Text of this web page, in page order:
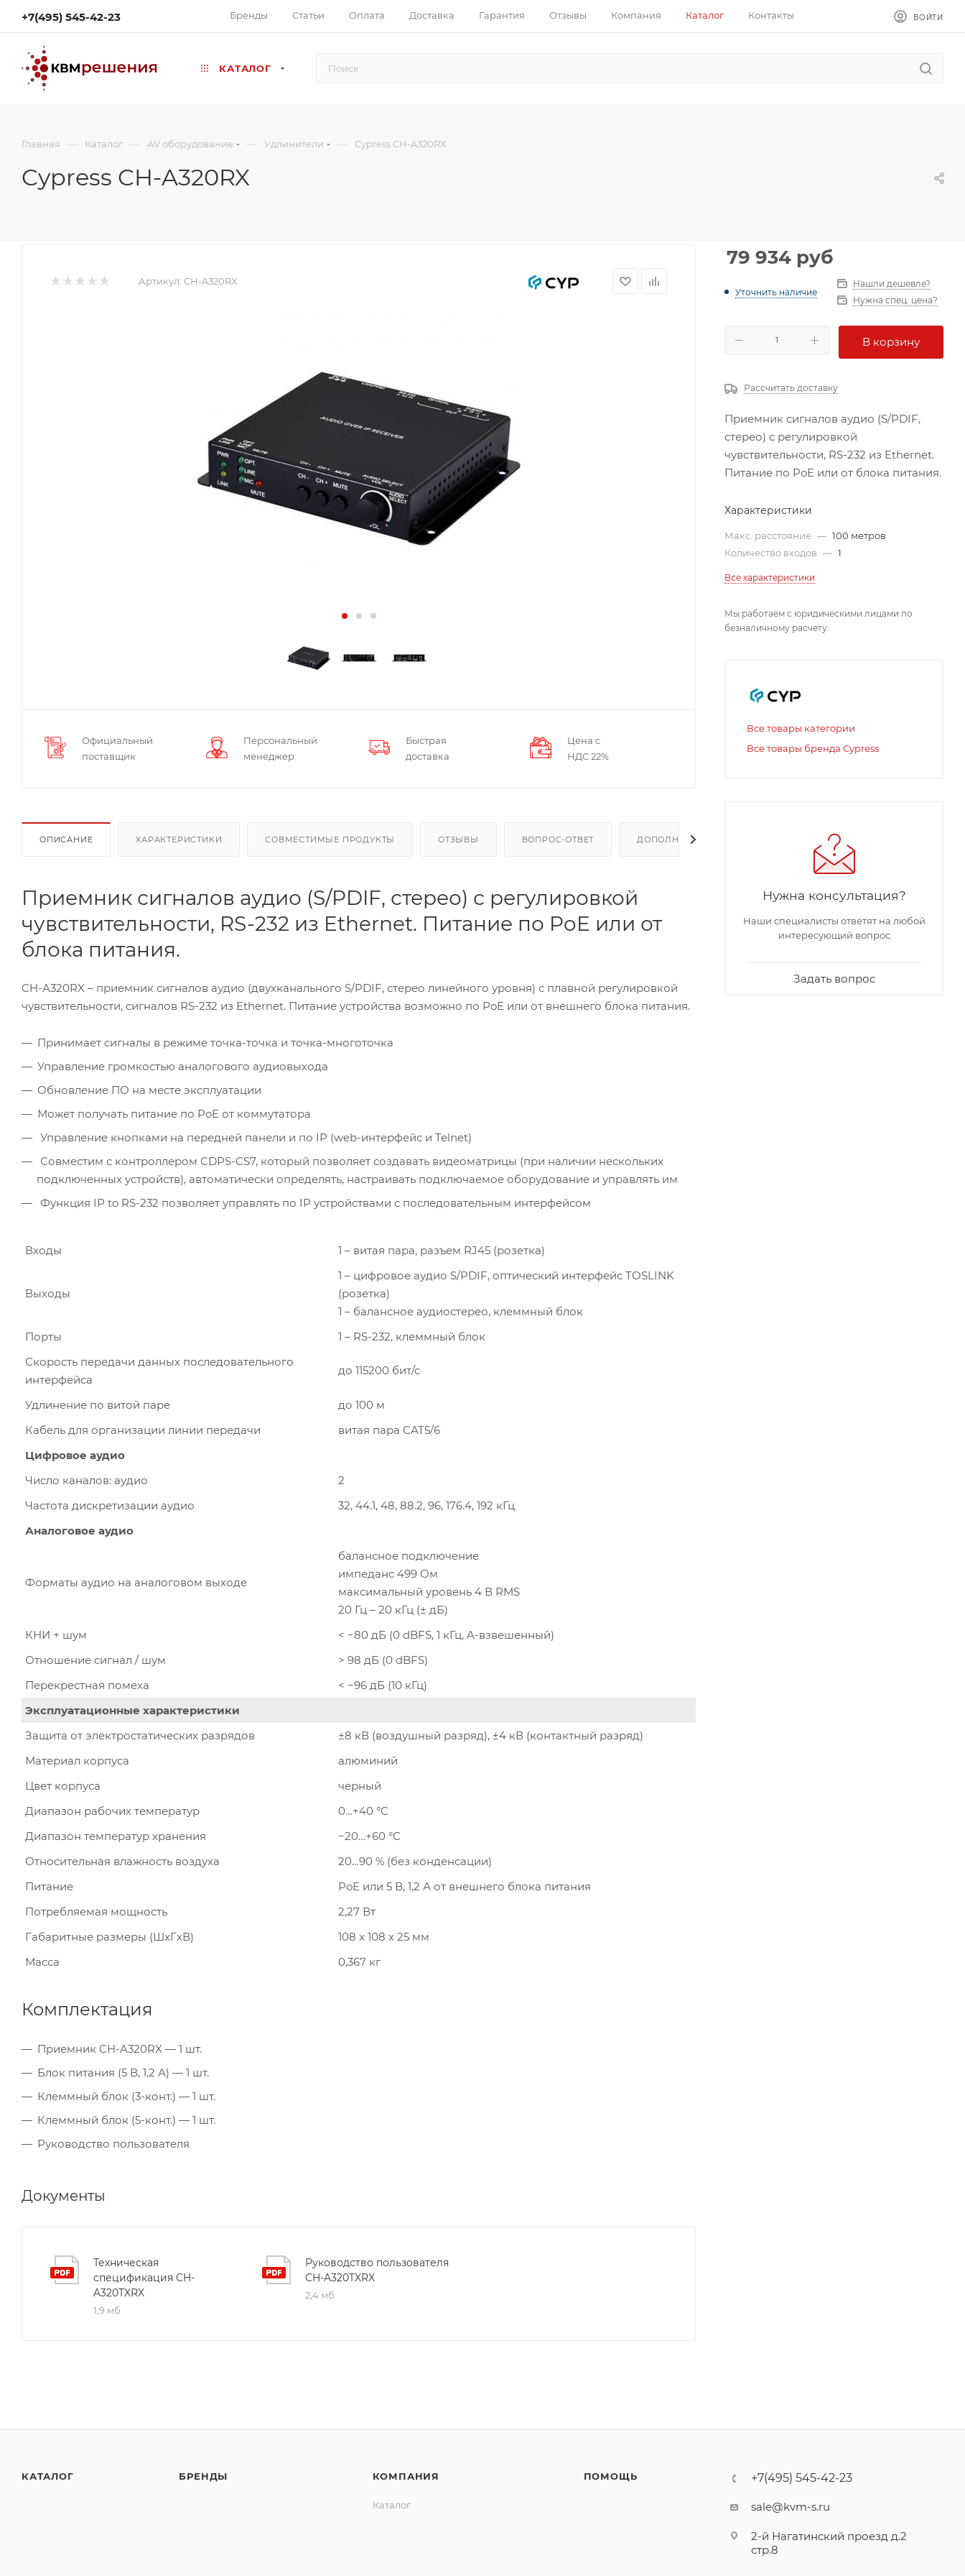
+7(495) 545-42-23 Бренды Статьи Оплата Доставка Гарантия Отзывы Компания Каталог Контакты ВОЙТИ
КАТАЛОГ
Главная — Каталог — AV оборудование — Удлинители — Cypress CH-A320RX
Cypress CH-A320RX
Артикул: CH-A320RX
Официальный
поставщик
Персональный
менеджер
Быстрая
доставка
Цена с
НДС 22%
ОПИСАНИЕ ХАРАКТЕРИСТИКИ СОВМЕСТИМЫЕ ПРОДУКТЫ ОТЗЫВЫ ВОПРОС-ОТВЕТ ДОПОЛНИТЕЛЬНО
Приемник сигналов аудио (S/PDIF, стерео) с регулировкой
чувствительности, RS-232 из Ethernet. Питание по PoE или от
блока питания.
CH-A320RX – приемник сигналов аудио (двухканального S/PDIF, стерео линейного уровня) с плавной регулировкой
чувствительности, сигналов RS-232 из Ethernet. Питание устройства возможно по PoE или от внешнего блока питания.
Принимает сигналы в режиме точка-точка и точка-многоточка
Управление громкостью аналогового аудиовыхода
Обновление ПО на месте эксплуатации
Может получать питание по PoE от коммутатора
Управление кнопками на передней панели и по IP (web-интерфейс и Telnet)
Совместим с контроллером CDPS-CS7, который позволяет создавать видеоматрицы (при наличии нескольких
подключенных устройств), автоматически определять, настраивать подключаемое оборудование и управлять им
Функция IP to RS-232 позволяет управлять по IP устройствами с последовательным интерфейсом
Входы 1 – витая пара, разъем RJ45 (розетка)
Выходы
1 – цифровое аудио S/PDIF, оптический интерфейс TOSLINK
(розетка)
1 – балансное аудиостерео, клеммный блок
Порты
1 – RS-232, клеммный блок
Скорость передачи данных последовательного
интерфейса
до 115200 бит/с
Удлинение по витой паре
до 100 м
Кабель для организации линии передачи
витая пара CAT5/6
Цифровое аудио
Число каналов: аудио
2
Частота дискретизации аудио
32, 44.1, 48, 88.2, 96, 176.4, 192 кГц
Аналоговое аудио
Форматы аудио на аналоговом выходе
балансное подключение
импеданс 499 Ом
максимальный уровень 4 В RMS
20 Гц – 20 кГц (± дБ)
КНИ + шум
< −80 дБ (0 dBFS, 1 кГц, A-взвешенный)
Отношение сигнал / шум
> 98 дБ (0 dBFS)
Перекрестная помеха
< −96 дБ (10 кГц)
Эксплуатационные характеристики
Защита от электростатических разрядов
±8 кВ (воздушный разряд), ±4 кВ (контактный разряд)
Материал корпуса
алюминий
Цвет корпуса
черный
Диапазон рабочих температур
0…+40 °C
Диапазон температур хранения
−20…+60 °C
Относительная влажность воздуха
20…90 % (без конденсации)
Питание
PoE или 5 В, 1,2 А от внешнего блока питания
Потребляемая мощность
2,27 Вт
Габаритные размеры (ШxГxВ)
108 x 108 x 25 мм
Масса
0,367 кг
Комплектация
Приемник CH-A320RX — 1 шт.
Блок питания (5 В, 1,2 А) — 1 шт.
Клеммный блок (3-конт.) — 1 шт.
Клеммный блок (5-конт.) — 1 шт.
Руководство пользователя
Документы
Техническая
спецификация CH-
A320TXRX
1,9 мб
Руководство пользователя
CH-A320TXRX
2,4 мб
79 934 руб
Уточнить наличие
Нашли дешевле?
Нужна спец. цена?
В корзину
Рассчитать доставку
Приемник сигналов аудио (S/PDIF,
стерео) с регулировкой
чувствительности, RS-232 из Ethernet.
Питание по PoE или от блока питания.
Характеристики
Макс. расстояние — 100 метров
Количество входов — 1
Все характеристики
Мы работаем с юридическими лицами по
безналичному расчету.
Все товары категории
Все товары бренда Cypress
Нужна консультация?
Наши специалисты ответят на любой
интересующий вопрос
Задать вопрос
КАТАЛОГ БРЕНДЫ КОМПАНИЯ
Каталог
ПОМОЩЬ +7(495) 545-42-23
sale@kvm-s.ru
2-й Нагатинский проезд д.2
стр.8